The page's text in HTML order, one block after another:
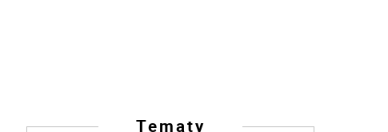
Tematy